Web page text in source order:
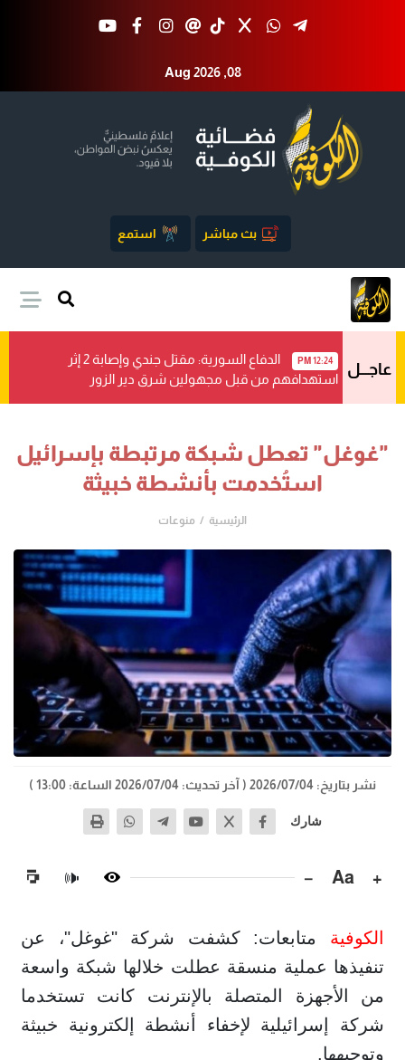
Aug 2026 ,08
بث مباشر استمع
عاجـــل 12:24 PM
الدفاع السورية: مقتل جندي وإصابة 2 إثر
استهدافهم من قبل مجهولين شرق دير الزور
"غوغل" تعطل شبكة مرتبطة بإسرائيل
استُخدمت بأنشطة خبيثة
الرئيسية منوعات
نشر بتاريخ: 2026/07/04 ( آخر تحديث: 2026/07/04 الساعة: 13:00 )
شارك
+
Aa
−
🔊
الكوفية متابعات: كشفت شركة "غوغل"، عن
تنفيذها عملية منسقة عطلت خلالها شبكة واسعة
من الأجهزة المتصلة بالإنترنت كانت تستخدما
شركة إسرائيلية لإخفاء أنشطة إلكترونية خبيثة
وتوجيهها.